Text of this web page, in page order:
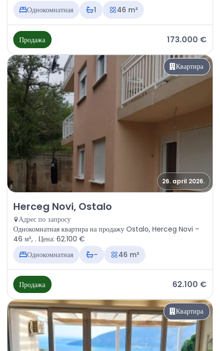
Однокомнатная
1 46 m²
Продажа 173.000 €
Квартира
26. april 2026.
Продажа - Квартира Herceg Novi, Ostalo
Herceg Novi, Ostalo
Адрес по запросу
Однокомнатная квартира на продажу Ostalo, Herceg Novi –
46 м², . Цена: 62.100 €
Однокомнатная
- 46 m²
Продажа 62.100 €
Квартира